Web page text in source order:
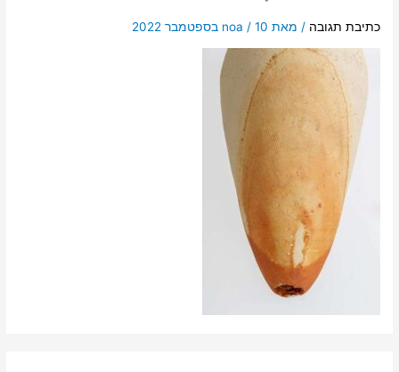
כתיבת תגובה / מאת noa / 10 בספטמבר 2022